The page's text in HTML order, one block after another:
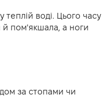
теплій воді. Цього часу
й пом'якшала, а ноги
за стопами чи